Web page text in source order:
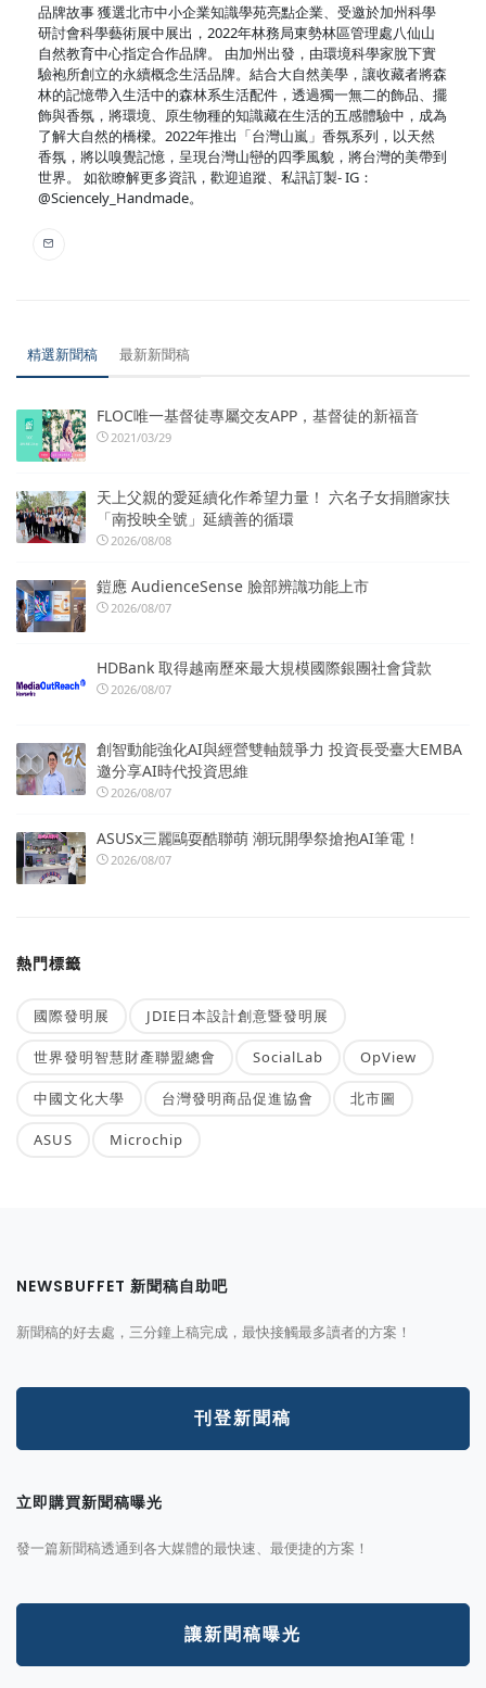
品牌故事 獲選北市中小企業知識學苑亮點企業、受邀於加州科學
研討會科學藝術展中展出，2022年林務局東勢林區管理處八仙山
自然教育中心指定合作品牌。 由加州出發，由環境科學家脫下實
驗袍所創立的永續概念生活品牌。結合大自然美學，讓收藏者將森
林的記憶帶入生活中的森林系生活配件，透過獨一無二的飾品、擺
飾與香氛，將環境、原生物種的知識藏在生活的五感體驗中，成為
了解大自然的橋樑。2022年推出「台灣山嵐」香氛系列，以天然
香氛，將以嗅覺記憶，呈現台灣山巒的四季風貌，將台灣的美帶到
世界。 如欲瞭解更多資訊，歡迎追蹤、私訊訂製- IG：
@Sciencely_Handmade。
精選新聞稿 最新新聞稿
FLOC唯一基督徒專屬交友APP，基督徒的新福音
2021/03/29
天上父親的愛延續化作希望力量！ 六名子女捐贈家扶
「南投映全號」延續善的循環
2026/08/08
鎧應 AudienceSense 臉部辨識功能上市
2026/08/07
HDBank 取得越南歷來最大規模國際銀團社會貸款
2026/08/07
創智動能強化AI與經營雙軸競爭力 投資長受臺大EMBA
邀分享AI時代投資思維
2026/08/07
ASUSx三麗鷗耍酷聯萌 潮玩開學祭搶抱AI筆電！
2026/08/07
熱門標籤
國際發明展 JDIE日本設計創意暨發明展
世界發明智慧財產聯盟總會 SocialLab OpView
中國文化大學 台灣發明商品促進協會 北市圖
ASUS Microchip
NEWSBUFFET 新聞稿自助吧
新聞稿的好去處，三分鐘上稿完成，最快接觸最多讀者的方案！
刊登新聞稿
立即購買新聞稿曝光
發一篇新聞稿透通到各大媒體的最快速、最便捷的方案！
讓新聞稿曝光